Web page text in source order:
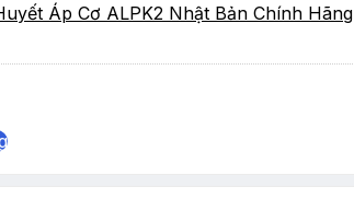
Áp Cơ ALPK2 Nhật Bản Chính Hãng